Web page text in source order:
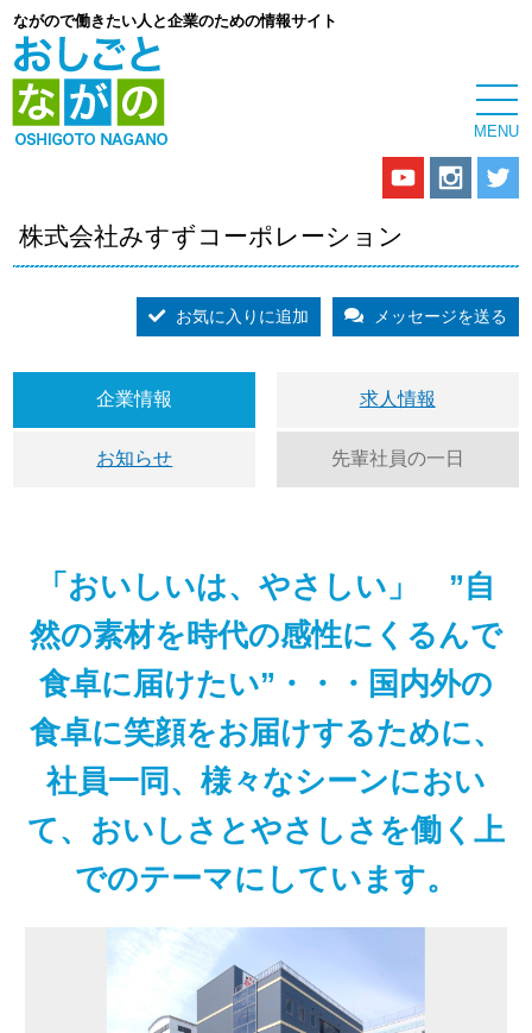
ながので働きたい人と企業のための情報サイト
株式会社みすずコーポレーション
お気に入りに追加 メッセージを送る
企業情報 求人情報
お知らせ 先輩社員の一日
「おいしいは、やさしい」 ”自
然の素材を時代の感性にくるんで
食卓に届けたい”・・・国内外の
食卓に笑顔をお届けするために、
社員一同、様々なシーンにおい
て、おいしさとやさしさを働く上
でのテーマにしています。